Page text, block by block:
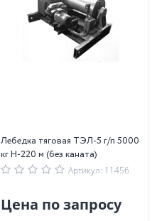
Лебедка тяговая ТЭЛ-5 г/п 5000
кг Н-220 м (без каната)
Артикул: 11456
Цена по запросу